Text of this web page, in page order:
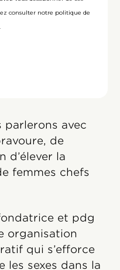
parlerons avec
de
d’élever la
femmes chefs
et pdg
organisation
qui s’efforce
les sexes dans la